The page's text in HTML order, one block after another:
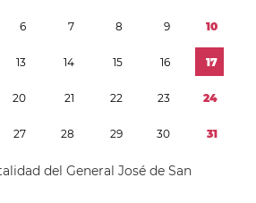
6 7 8 9 10
13 14 15 16 17
20 21 22 23 24
27 28 29 30 31
del General José de San